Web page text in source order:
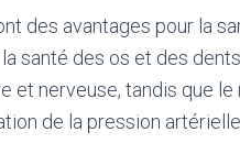
des avantages pour la
santé des os et des
et nerveuse, tandis que le
de la pression artérielle.